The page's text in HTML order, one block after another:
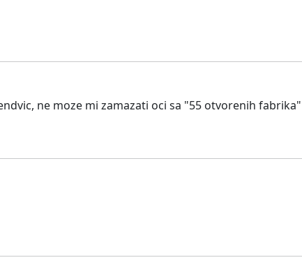
ne moze mi zamazati oci sa "55 otvorenih